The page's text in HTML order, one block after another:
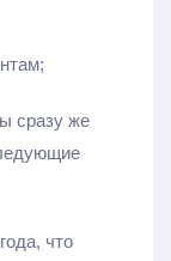
сразу же
что